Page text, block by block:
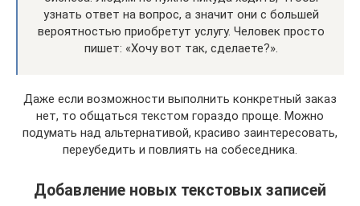
узнать ответ на вопрос, а значит они с большей
вероятностью приобретут услугу. Человек просто
пишет: «Хочу вот так, сделаете?».
Даже если возможности выполнить конкретный заказ
нет, то общаться текстом гораздо проще. Можно
подумать над альтернативой, красиво заинтересовать,
переубедить и повлиять на собеседника.
Добавление новых текстовых записей